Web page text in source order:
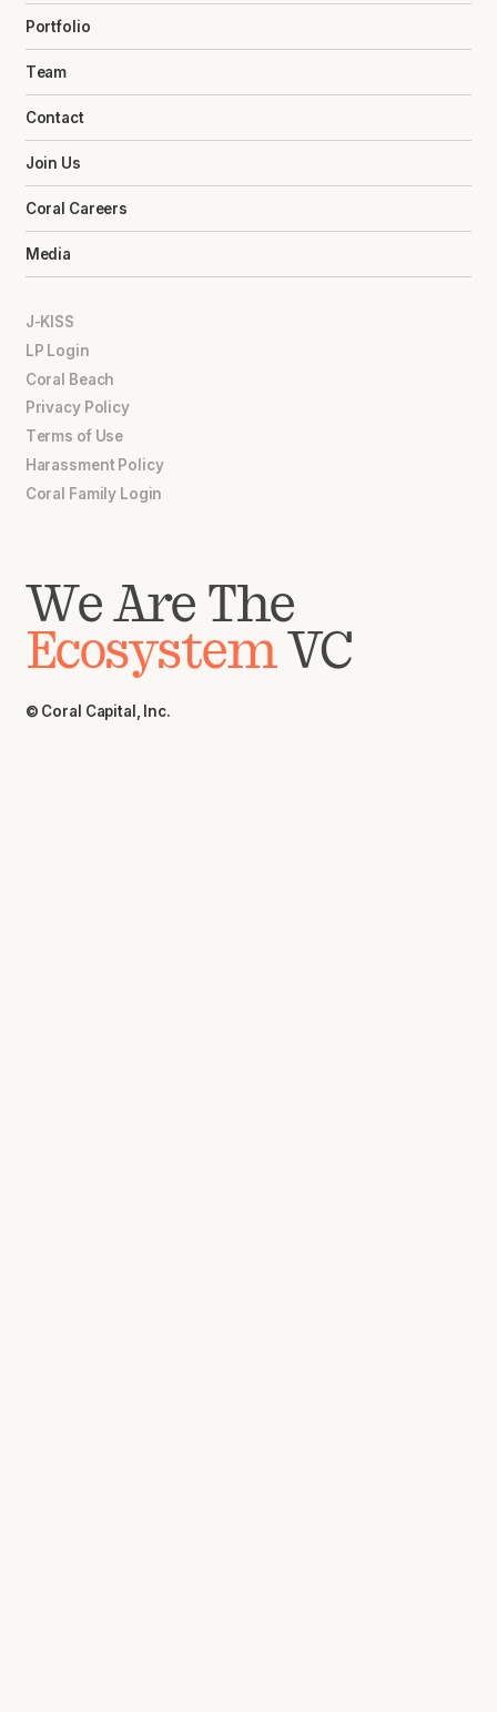
Portfolio
Team
Contact
Join Us
Coral Careers
Media
J-KISS
LP Login
Coral Beach
Privacy Policy
Terms of Use
Harassment Policy
Coral Family Login
We Are The
EcosystemVC
© Coral Capital, Inc.